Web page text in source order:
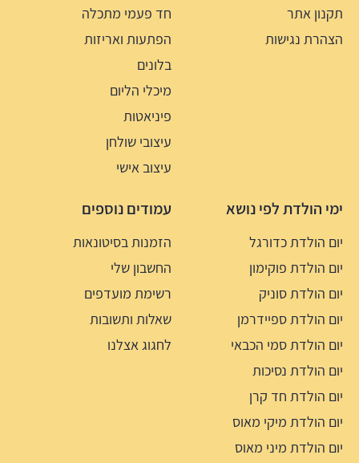
תקנון אתר
הצהרת נגישות
חד פעמי מתכלה
הפתעות ואריזות
בלונים
מיכלי הליום
פיניאטות
עיצובי שולחן
עיצוב אישי
ימי הולדת לפי נושא
יום הולדת כדורגל
יום הולדת פוקימון
יום הולדת סוניק
יום הולדת ספיידרמן
יום הולדת סמי הכבאי
יום הולדת נסיכות
יום הולדת חד קרן
יום הולדת מיקי מאוס
יום הולדת מיני מאוס
עמודים נוספים
הזמנות בסיטונאות
החשבון שלי
רשימת מועדפים
שאלות ותשובות
לחגוג אצלנו